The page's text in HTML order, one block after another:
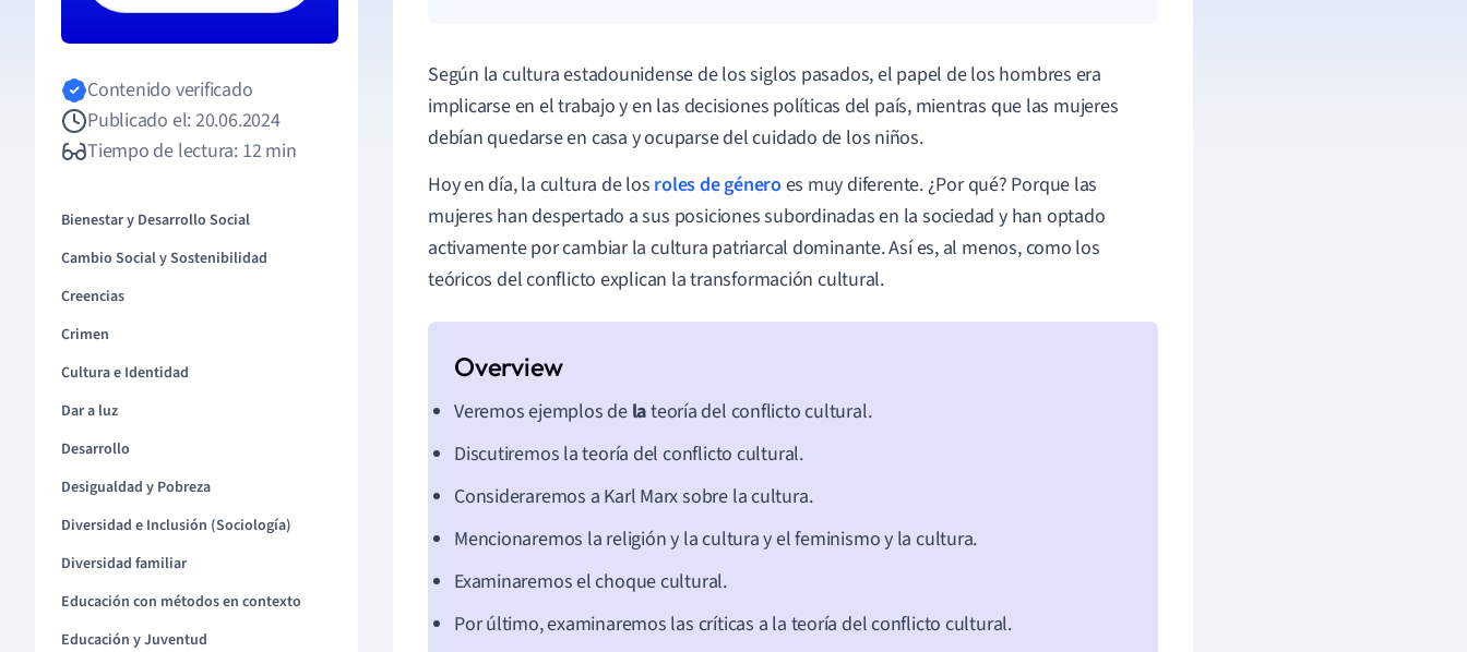
Contenido verificado
Publicado el: 20.06.2024
Tiempo de lectura: 12 min
Bienestar y Desarrollo Social
Cambio Social y Sostenibilidad
Creencias
Crimen
Cultura e Identidad
Dar a luz
Desarrollo
Desigualdad y Pobreza
Diversidad e Inclusión (Sociología)
Diversidad familiar
Educación con métodos en contexto
Educación y Juventud
Según la cultura estadounidense de los siglos pasados, el papel de los hombres era
implicarse en el trabajo y en las decisiones políticas del país, mientras que las mujeres
debían quedarse en casa y ocuparse del cuidado de los niños.
Hoy en día, la cultura de los roles de géneroes muy diferente. ¿Por qué? Porque las
mujeres han despertado a sus posiciones subordinadas en la sociedad y han optado
activamente por cambiar la cultura patriarcal dominante. Así es, al menos, como los
teóricos del conflicto explican la transformación cultural.
Veremos ejemplos de lateoría del conflicto cultural.
Discutiremos la teoría del conflicto cultural.
Consideraremos a Karl Marx sobre la cultura.
Mencionaremos la religión y la cultura y el feminismo y la cultura.
Examinaremos el choque cultural.
Por último, examinaremos las críticas a la teoría del conflicto cultural.